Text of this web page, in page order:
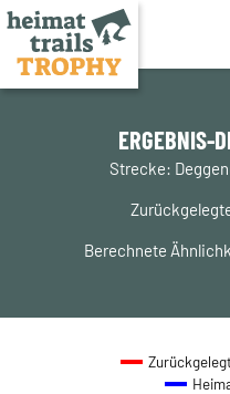
Zum
ERGEBNIS-
Strecke:
Berechnete